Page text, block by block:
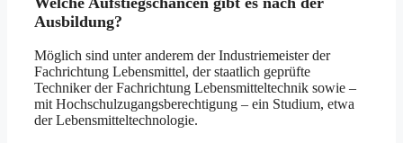
Ausbildung?
Möglich sind unter anderem der Industriemeister der
Fachrichtung Lebensmittel, der staatlich geprüfte
Techniker der Fachrichtung Lebensmitteltechnik sowie –
mit Hochschulzugangsberechtigung – ein Studium, etwa
der Lebensmitteltechnologie.